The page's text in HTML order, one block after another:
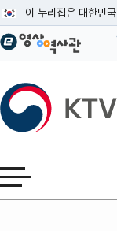
이 누리집은 대한민
공식 누리집 주소
이밖에 or.kr 또는 .kr
운영중인 공식 누리집
KTV국민방송
전체메뉴 열기
본문